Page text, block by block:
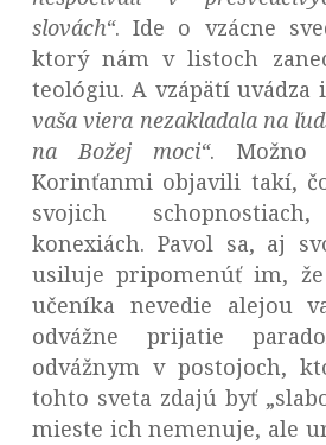
slovách“. Ide o vzácne
ktorý nám v listoch
teológiu. A vzápätí uvádza
vaša viera nezakladala na
na Božej moci“.
Korinťanmi objavili takí,
svojich
konexiách. Pavol sa, aj
usiluje pripomenúť im, že
učeníka nevedie alejou
odvážne prijatie
odvážnym v postojoch,
tohto sveta zdajú byť
mieste ich nemenuje, ale